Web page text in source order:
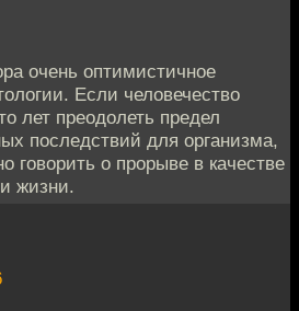
очень оптимистичное
Если человечество
лет преодолеть предел
последствий для организма,
говорить о прорыве в качестве
жизни.